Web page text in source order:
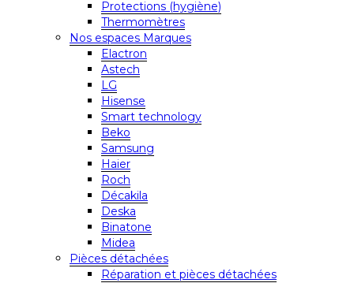
Protections (hygiène)
Thermomètres
Nos espaces Marques
Elactron
Astech
LG
Hisense
Smart technology
Beko
Samsung
Haier
Roch
Décakila
Deska
Binatone
Midea
Pièces détachées
Réparation et pièces détachées